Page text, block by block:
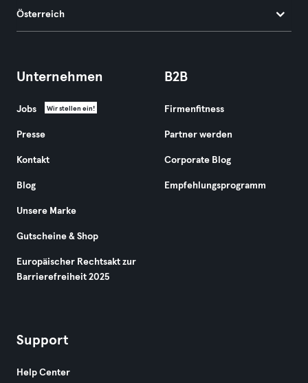
Österreich
Unternehmen
Jobs Wir stellen ein!
Presse
Kontakt
Blog
Unsere Marke
Gutscheine & Shop
Europäischer Rechtsakt zur
Barrierefreiheit 2025
B2B
Firmenfitness
Partner werden
Corporate Blog
Empfehlungsprogramm
Support
Help Center